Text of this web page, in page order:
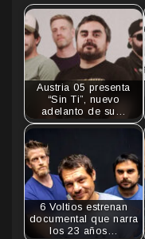
Austria 05 presenta
“Sin Ti”, nuevo
adelanto de su…
6 Voltios estrenan
documental que narra
los 23 años…